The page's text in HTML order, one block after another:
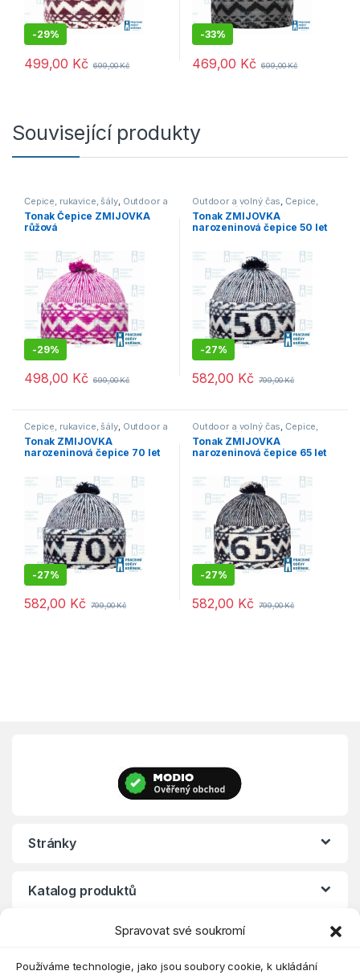
Spravovat své soukromí
Používáme technologie, jako jsou soubory cookie, k ukládání
-29%
499,00 Kč 699,00Kč
-33%
469,00 Kč 699,00Kč
Související produkty
Čepice, rukavice, šály, Outdoor a
volný čas Výprodej
Tonak Čepice ZMIJOVKA
růžová
-29%
498,00 Kč 699,00Kč
Outdoor a volný čas,Čepice,
rukavice, šály ,Výprodej
Tonak ZMIJOVKA
narozeninová čepice 50 let
-27%
582,00 Kč 799,00Kč
Čepice, rukavice, šály, Outdoor a
volný čas Výprodej
Tonak ZMIJOVKA
narozeninová čepice 70 let
-27%
582,00 Kč 799,00Kč
Outdoor a volný čas ,Čepice,
rukavice, šály Výprodej
Tonak ZMIJOVKA
narozeninová čepice 65 let
-27%
582,00 Kč 799,00Kč
Stránky
Katalog produktů